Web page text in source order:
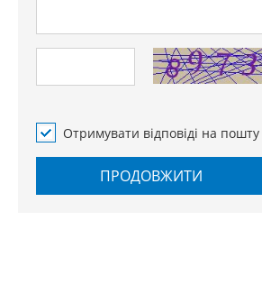
Отримувати відповіді на пошту
ПРОДОВЖИТИ